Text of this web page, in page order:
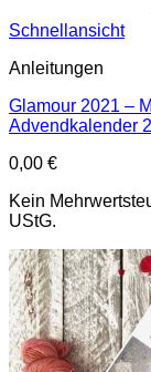
Schnellansicht
Anleitungen
Glamour 2021 –
Advendkalender
0,00 €
Kein
UStG.